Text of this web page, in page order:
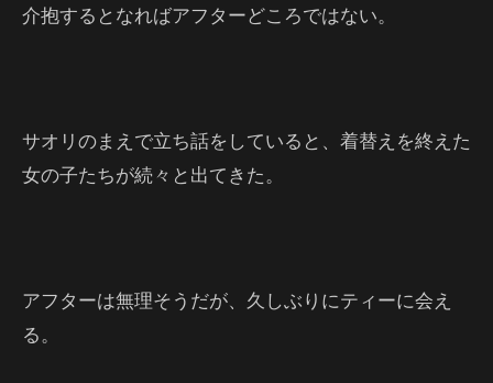
介抱するとなればアフターどころではない。
サオリのまえで立ち話をしていると、着替えを終えた
女の子たちが続々と出てきた。
アフターは無理そうだが、久しぶりにティーに会え
る。